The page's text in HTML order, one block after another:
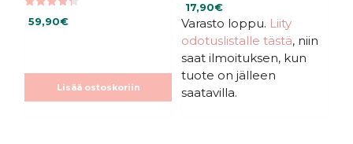
5:stä
59,90€
Lisää ostoskoriin
5:stä
17,90€
Varasto loppu. Liity
odotuslistalle tästä, niin
saat ilmoituksen, kun
tuote on jälleen
saatavilla.